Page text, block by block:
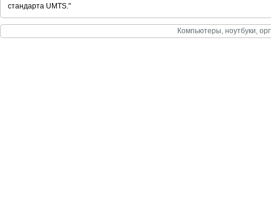
стандарта UMTS."
Компьютеры, ноутбуки,